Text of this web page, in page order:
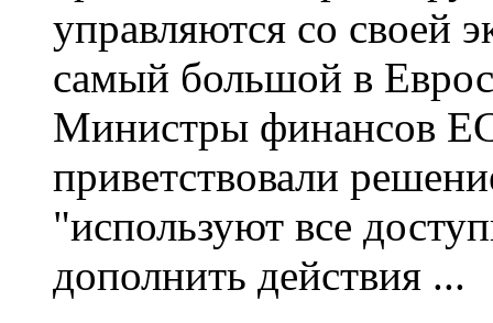
управляются со своей
самый большой в
Министры финансов
приветствовали
"используют все
дополнить действия ...